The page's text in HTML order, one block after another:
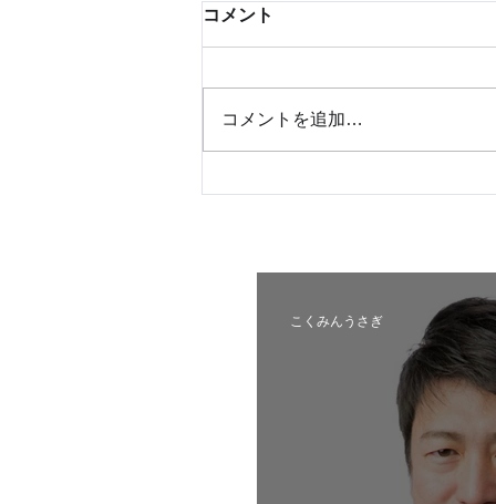
コメント
コメントを追加…
こくみんうさぎ